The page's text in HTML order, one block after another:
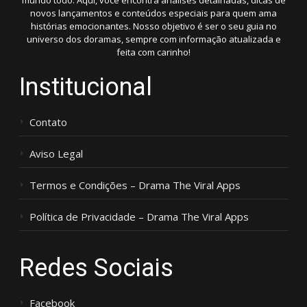
novos lançamentos e conteúdos especiais para quem ama
histórias emocionantes. Nosso objetivo é ser o seu guia no
universo dos doramas, sempre com informação atualizada e
feita com carinho!
Institucional
Contato
Aviso Legal
Termos e Condições – Drama The Viral Apps
Política de Privacidade – Drama The Viral Apps
Redes Sociais
Facebook